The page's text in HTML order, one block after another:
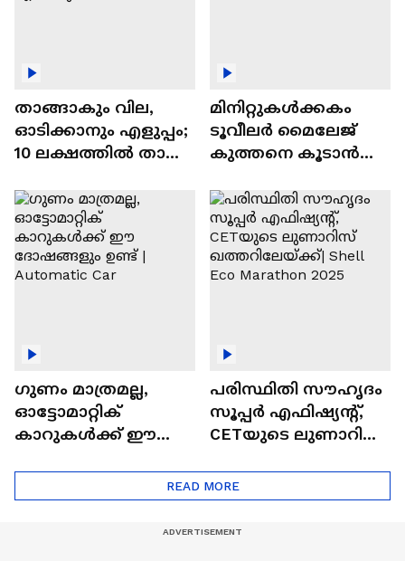
താങ്ങാകും വില,
ഓടിക്കാനും എളുപ്പം;
10 ലക്ഷത്തിൽ താഴെ
ഓട്ടോമാറ്റിക്ക്
എസ്‍യുവികൾ
മിനിറ്റുകൾക്കകം
ടൂവീലർ മൈലേജ്
കുത്തനെ കൂടാൻ
ഗുണം മാത്രമല്ല,
ഓട്ടോമാറ്റിക്
കാറുകൾക്ക് ഈ
പരിസ്ഥിതി സൗഹൃദം
സൂപ്പർ എഫിഷ്യന്റ്,
CETയുടെ ലുണാറിസ്
Eco Marathon 2025
READ MORE